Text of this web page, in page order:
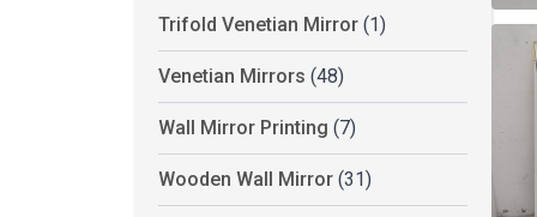
Trifold Venetian Mirror (1)
Venetian Mirrors (48)
Wall Mirror Printing (7)
Wooden Wall Mirror (31)